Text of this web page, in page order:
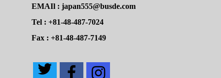
EMAIl : japan555@busde.com
Tel : +81-48-487-7024
Fax : +81-48-487-7149